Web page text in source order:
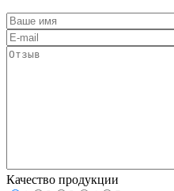
Качество продукции